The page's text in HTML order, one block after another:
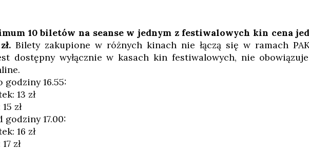
10 biletów na seanse w jednym z festiwalowych kin cena
Bilety zakupione w różnych kinach nie łączą się w ramach
dostępny wyłącznie w kasach kin festiwalowych, nie
godziny 16.55:
13 zł
zł
godziny 17.00:
16 zł
zł